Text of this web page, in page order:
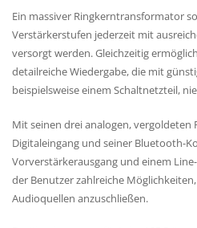
Ein massiver Ringkerntransformator
Verstärkerstufen jederzeit mit
versorgt werden. Gleichzeitig
detailreiche Wiedergabe, die mit
beispielsweise einem Schaltnetzteil,
Mit seinen drei analogen, vergoldeten
Digitaleingang und seiner Bluetooth-
Vorverstärkerausgang und einem
der Benutzer zahlreiche
Audioquellen anzuschließen.